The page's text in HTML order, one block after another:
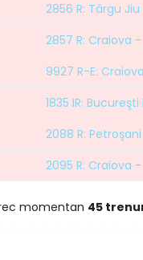
2856 R: Târgu
2857 R: Craiova
9927 R-E:
1835 IR:
2088 R:
2095 R: Craiova
momentan 45